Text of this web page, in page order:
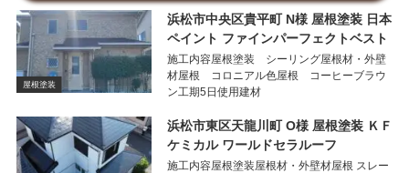
屋根塗装
浜松市中央区貴平町 N様 屋根塗装 日本
ペイント ファインパーフェクトベスト
施工内容屋根塗装 シーリング屋根材・外壁
材屋根 コロニアル色屋根 コーヒーブラウ
ン工期5日使用建材
浜松市東区天龍川町 O様 屋根塗装 ＫＦ
ケミカル ワールドセラルーフ
施工内容屋根塗装屋根材・外壁材屋根 スレー